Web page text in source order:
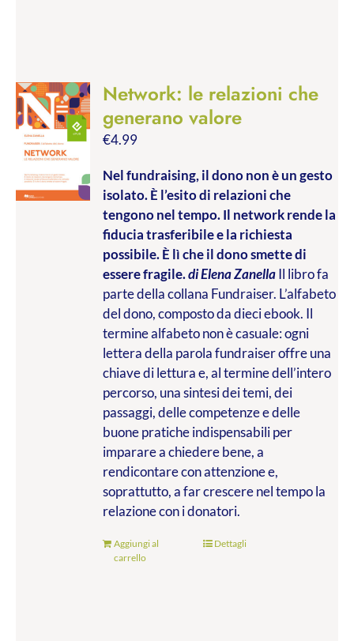
Network: le relazioni che
generano valore
€4.99
Nel fundraising, il dono non è un gesto
isolato. È l’esito di relazioni che
tengono nel tempo. Il network rende la
fiducia trasferibile e la richiesta
possibile. È lì che il dono smette di
essere fragile.di Elena ZanellaIl libro fa
parte della collana Fundraiser. L’alfabeto
del dono, composto da dieci ebook. Il
termine alfabeto non è casuale: ogni
lettera della parola fundraiser offre una
chiave di lettura e, al termine dell’intero
percorso, una sintesi dei temi, dei
passaggi, delle competenze e delle
buone pratiche indispensabili per
imparare a chiedere bene, a
rendicontare con attenzione e,
soprattutto, a far crescere nel tempo la
relazione con i donatori.
Aggiungi al
carrello
Dettagli